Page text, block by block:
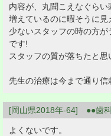
内容が、丸聞こえなぐら
増えているのに暇そうに見
少ないスタッフの時の方
です!
スタッフの質が落ちたと思
先生の治療は今まで通り信
[岡山県2018年-64] ●●歯
よくないです。